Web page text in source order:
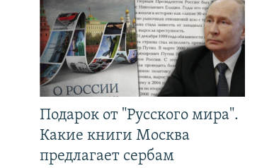
Подарок от "Русского мира".
Какие книги Москва
предлагает сербам